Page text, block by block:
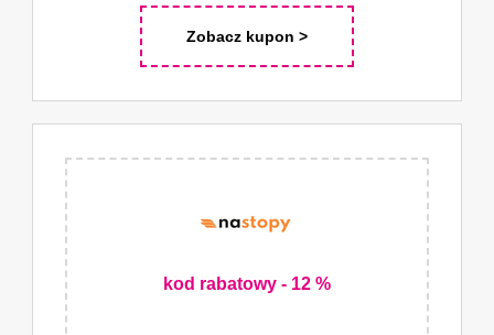
Zobacz kupon >
kod rabatowy - 12 %